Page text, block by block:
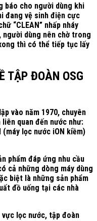
báo cho người dùng khi
đang vệ sinh điện cực
“CLEAN” nhấp nháy
người dùng nên chờ trong
thì có thể tiếp tục lấy
TẬP ĐOÀN OSG
vào năm 1970, chuyên
quan đến nước như:
lọc nước iON kiềm)
phẩm đáp ứng nhu cầu
cả những dòng máy dùng
biệt là những sản phẩm
đồ uống tại các nhà
lọc nước, tập đoàn